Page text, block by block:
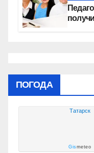
ПОГОДА
Татарск
Gismeteo